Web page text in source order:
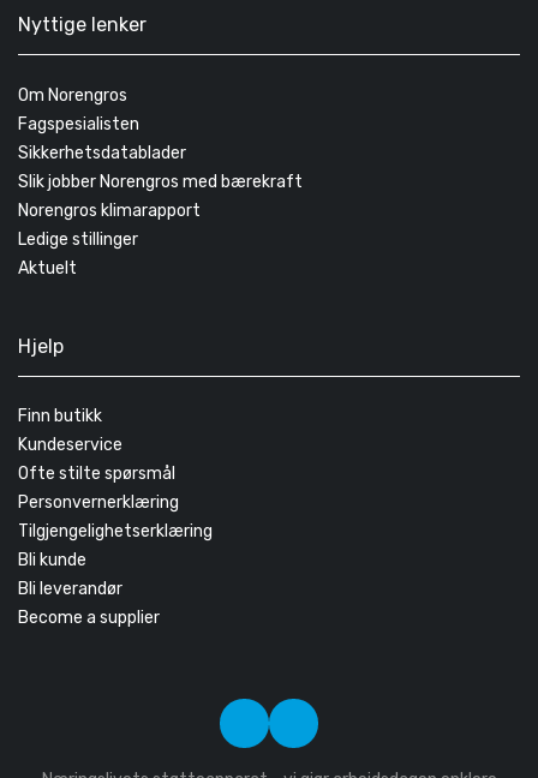
Nyttige lenker
Om Norengros
Fagspesialisten
Sikkerhetsdatablader
Slik jobber Norengros med bærekraft
Norengros klimarapport
Ledige stillinger
Aktuelt
Hjelp
Finn butikk
Kundeservice
Ofte stilte spørsmål
Personvernerklæring
Tilgjengelighetserklæring
Bli kunde
Bli leverandør
Become a supplier